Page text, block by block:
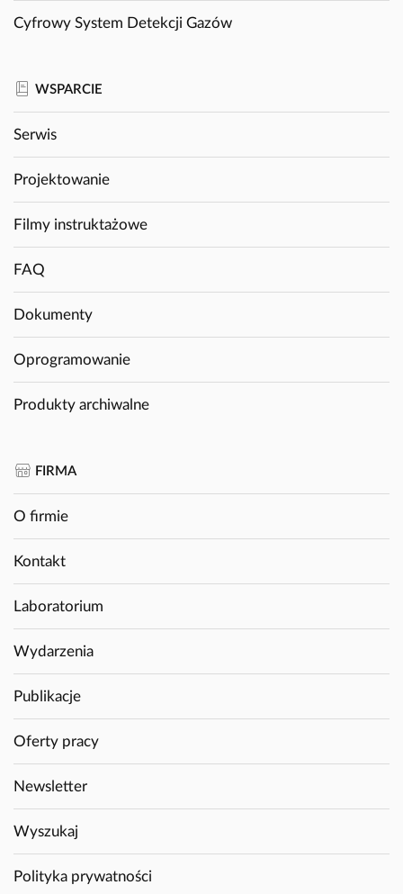
Cyfrowy System Detekcji Gazów
WSPARCIE
Serwis
Projektowanie
Filmy instruktażowe
FAQ
Dokumenty
Oprogramowanie
Produkty archiwalne
FIRMA
O firmie
Kontakt
Laboratorium
Wydarzenia
Publikacje
Oferty pracy
Newsletter
Wyszukaj
Polityka prywatności